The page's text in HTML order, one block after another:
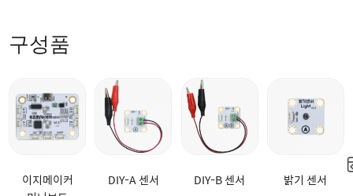
구성품
이지메이커
DIY-A 센서 DIY-B 센서 밝기 센서